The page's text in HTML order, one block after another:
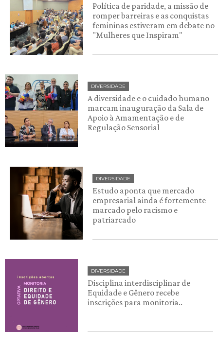
Política de paridade, a missão de
romper barreiras e as conquistas
femininas estiveram em debate no
"Mulheres que Inspiram"
DIVERSIDADE
A diversidade e o cuidado humano
marcam inauguração da Sala de
Apoio à Amamentação e de
Regulação Sensorial
DIVERSIDADE
Estudo aponta que mercado
empresarial ainda é fortemente
marcado pelo racismo e
patriarcado
DIVERSIDADE
Disciplina interdisciplinar de
Equidade e Gênero recebe
inscrições para monitoria..